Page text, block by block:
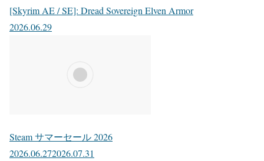
[Skyrim AE / SE]: Dread Sovereign Elven Armor
2026.06.29
Steam サマーセール 2026
2026.06.272026.07.31